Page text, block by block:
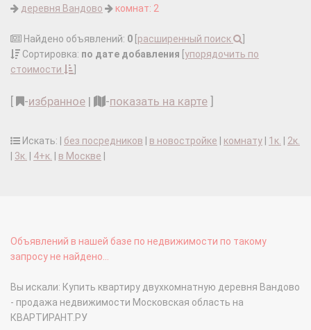
деревня Вандово
комнат: 2
Найдено объявлений: 0 расширенный поиск
Сортировка: по дате добавления упорядочить по
стоимости
-избранное | -показать на карте
Искать: | без посредников в новостройке комнату 1к.
2к.
3к. 4+к. в Москве
Объявлений в нашей базе по недвижимости по такому
запросу не найдено...
Вы искали: Купить квартиру двухкомнатную деревня Вандово
- продажа недвижимости Московская область на
КВАРТИРАНТ.РУ